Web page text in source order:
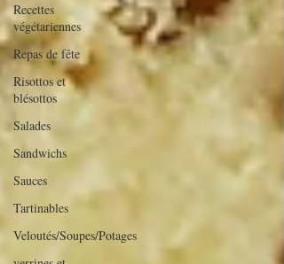
Recettes
végétariennes
Repas de fête
Risottos et
blésottos
Salades
Sandwichs
Sauces
Tartinables
Veloutés/Soupes/Potages